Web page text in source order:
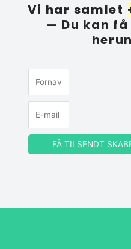
Vi har samlet
— Du kan
FÅ TILSENDT